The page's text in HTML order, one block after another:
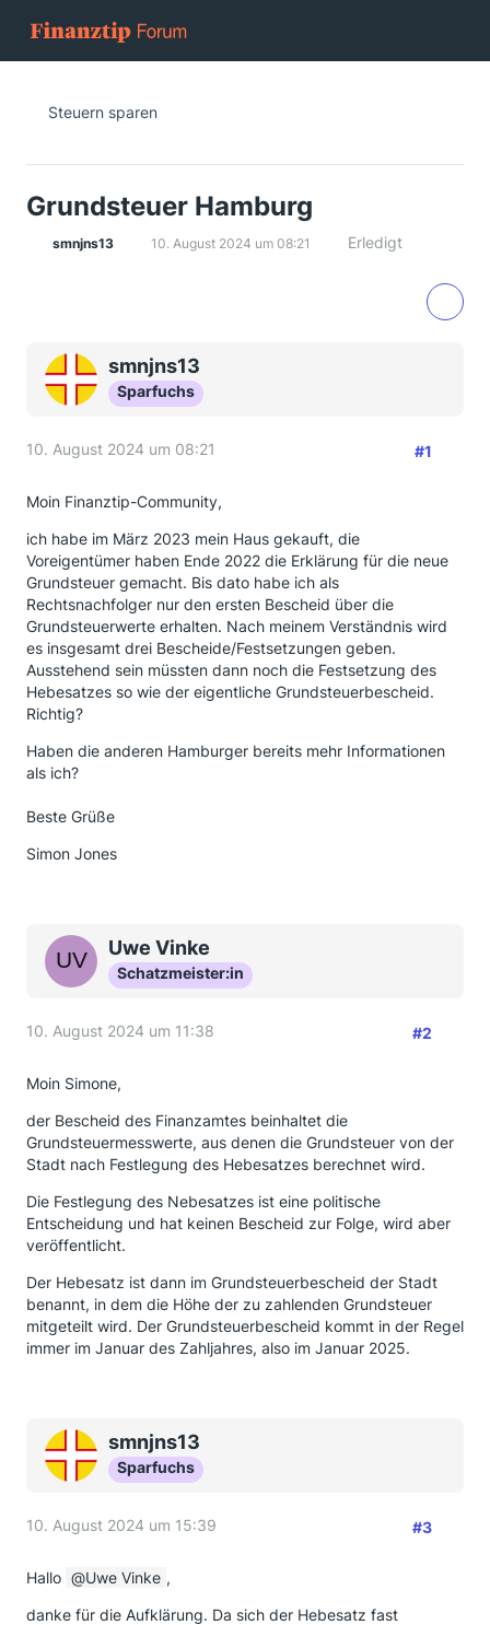
Steuern sparen
Grundsteuer Hamburg
smnjns13 10. August 2024 um 08:21 Erledigt
smnjns13
Sparfuchs
10. August 2024 um 08:21 #1
Moin Finanztip-Community,
ich habe im März 2023 mein Haus gekauft, die
Voreigentümer haben Ende 2022 die Erklärung für die neue
Grundsteuer gemacht. Bis dato habe ich als
Rechtsnachfolger nur den ersten Bescheid über die
Grundsteuerwerte erhalten. Nach meinem Verständnis wird
es insgesamt drei Bescheide/Festsetzungen geben.
Ausstehend sein müssten dann noch die Festsetzung des
Hebesatzes so wie der eigentliche Grundsteuerbescheid.
Richtig?
Haben die anderen Hamburger bereits mehr Informationen
als ich?
Beste Grüße
Simon Jones
Uwe Vinke
Schatzmeister:in
10. August 2024 um 11:38 #2
Moin Simone,
der Bescheid des Finanzamtes beinhaltet die
Grundsteuermesswerte, aus denen die Grundsteuer von der
Stadt nach Festlegung des Hebesatzes berechnet wird.
Die Festlegung des Nebesatzes ist eine politische
Entscheidung und hat keinen Bescheid zur Folge, wird aber
veröffentlicht.
Der Hebesatz ist dann im Grundsteuerbescheid der Stadt
benannt, in dem die Höhe der zu zahlenden Grundsteuer
mitgeteilt wird. Der Grundsteuerbescheid kommt in der Regel
immer im Januar des Zahljahres, also im Januar 2025.
smnjns13
Sparfuchs
10. August 2024 um 15:39 #3
Hallo Uwe Vinke ,
danke für die Aufklärung. Da sich der Hebesatz fast